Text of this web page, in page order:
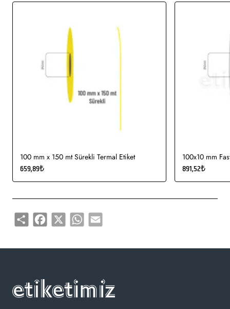
tutkal), Deep frezee (Soğuğa dayanıklı yapışkanlı tutkal)
Kullanım Alanları:
Teknik makine ürün etiketi, demirbaş
etiketi, elektronik ürün etiketi, ürün etiketi. Yüksek ve düşük
sıcaklıklarda muhafaza edilmeye uygundur. Gıda etiketi vb.
amaçlar için sayısız sektör tarafından kullanımı söz konusudur.
100 mm x 150 mt Sürekli Termal Etiket
659,89₺
100x10 mm
891,52₺
Share Facebook
X WhatsApp
Email